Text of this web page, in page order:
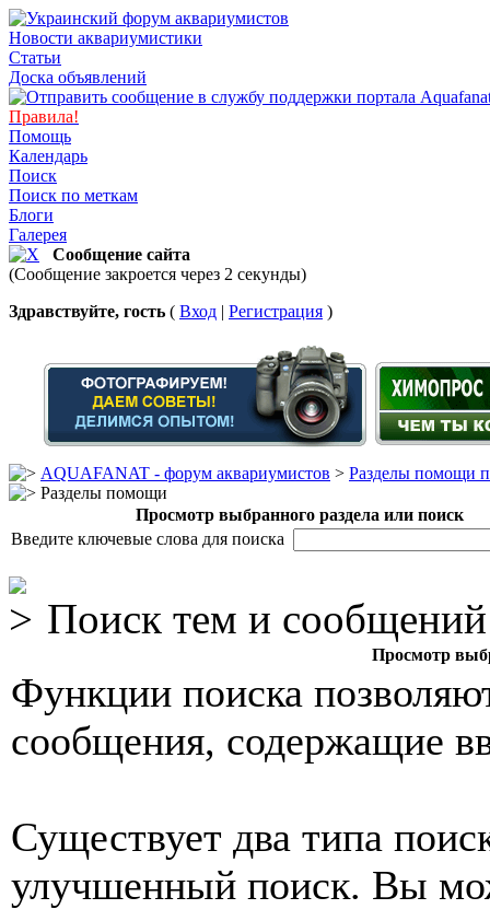
Новости аквариумистики
Статьи
Доска объявлений
Правила!
Помощь
Календарь
Поиск
Поиск по меткам
Блоги
Галерея
Сообщение сайта
(Сообщение закроется через 2 секунды)
Здравствуйте, гость ( Вход | Регистрация )
AQUAFANAT - форум аквариумистов > Разделы помощи
Разделы помощи
Просмотр выбранного раздела или поиск
Введите ключевые слова для поиска
Поиск тем и сообщений
Просмотр
Функции поиска
сообщения, содержащие
Существует два типа
улучшенный поиск. Вы